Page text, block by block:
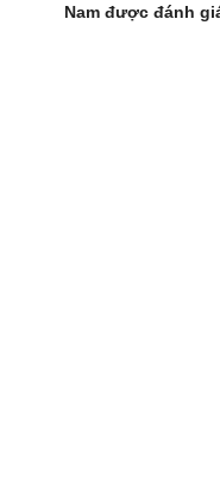
Nam được đánh